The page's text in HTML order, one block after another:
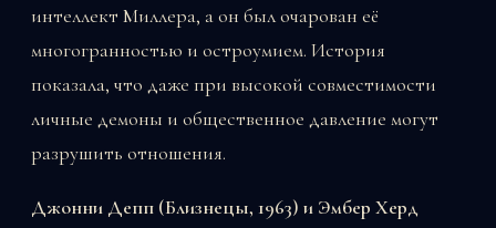
интеллект Миллера, а он был очарован её
многогранностью и остроумием. История
показала, что даже при высокой совместимости
личные демоны и общественное давление могут
разрушить отношения.
Джонни Депп (Близнецы, 1963) и Эмбер Херд